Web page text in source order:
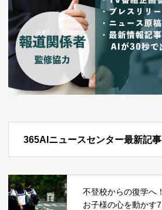
365AIニュースセンター最新記事
不登校からの復学へ！
お子様の心を動かす7